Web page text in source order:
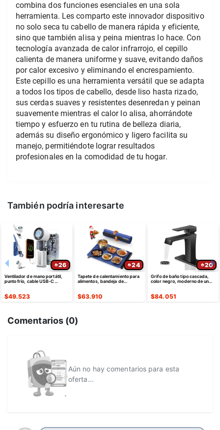
combina dos funciones esenciales en una sola
herramienta. Les comparto este innovador dispositivo
no solo seca tu cabello de manera rápida y eficiente,
sino que también alisa y peina mientras lo hace. Con
tecnología avanzada de calor infrarrojo, el cepillo
calienta de manera uniforme y suave, evitando daños
por calor excesivo y eliminando el encrespamiento.
Este cepillo es una herramienta versátil que se adapta
a todos los tipos de cabello, desde liso hasta rizado,
sus cerdas suaves y resistentes desenredan y peinan
suavemente mientras el calor lo alisa, ahorrándote
tiempo y esfuerzo en tu rutina de belleza diaria,
además su diseño ergonómico y ligero facilita su
manejo, permitiéndote lograr resultados
profesionales en la comodidad de tu hogar.
También podría interesarte
26
Ventilador de mano portátil,
punto frío, cable USB-C
$49.523
24
Tapete de calentamiento para
alimentos, bandeja de
$63.910
20
Grifo de baño tipo cascada,
color negro, moderno de un
$84.051
Comentarios (0)
Aún no hay comentarios para esta
oferta...